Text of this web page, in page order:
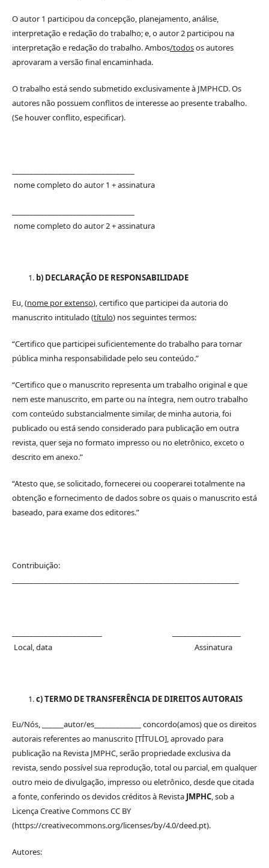
O autor 1 participou da concepção, planejamento, análise,
interpretação e redação do trabalho; e, o autor 2 participou na
interpretação e redação do trabalho. Ambos/todosos autores
aprovaram a versão final encaminhada.
O trabalho está sendo submetido exclusivamente à JMPHCD. Os
autores não possuem conflitos de interesse ao presente trabalho.
(Se houver conflito, especificar).
nome completo do autor 1 + assinatura
nome completo do autor 2 + assinatura
b) DECLARAÇÃO DE RESPONSABILIDADE
Eu, (nome por extenso), certifico que participei da autoria do
manuscrito intitulado (título) nos seguintes termos:
“Certifico que participei suficientemente do trabalho para tornar
pública minha responsabilidade pelo seu conteúdo.”
“Certifico que o manuscrito representa um trabalho original e que
nem este manuscrito, em parte ou na íntegra, nem outro trabalho
com conteúdo substancialmente similar, de minha autoria, foi
publicado ou está sendo considerado para publicação em outra
revista, quer seja no formato impresso ou no eletrônico, exceto o
descrito em anexo.”
“Atesto que, se solicitado, fornecerei ou cooperarei totalmente na
obtenção e fornecimento de dados sobre os quais o manuscrito está
baseado, para exame dos editores.”
Contribuição:
Local, data Assinatura
c) TERMO DE TRANSFERÊNCIA DE DIREITOS AUTORAIS
Eu/Nós, ______autor/es_____________ concordo(amos) que os direitos
autorais referentes ao manuscrito [TÍTULO], aprovado para
publicação na Revista JMPHC, serão propriedade exclusiva da
revista, sendo possível sua reprodução, total ou parcial, em qualquer
outro meio de divulgação, impresso ou eletrônico, desde que citada
a fonte, conferindo os devidos créditos à Revista JMPHC, sob a
Licença Creative Commons CC BY
(https://creativecommons.org/licenses/by/4.0/deed.pt).
Autores: